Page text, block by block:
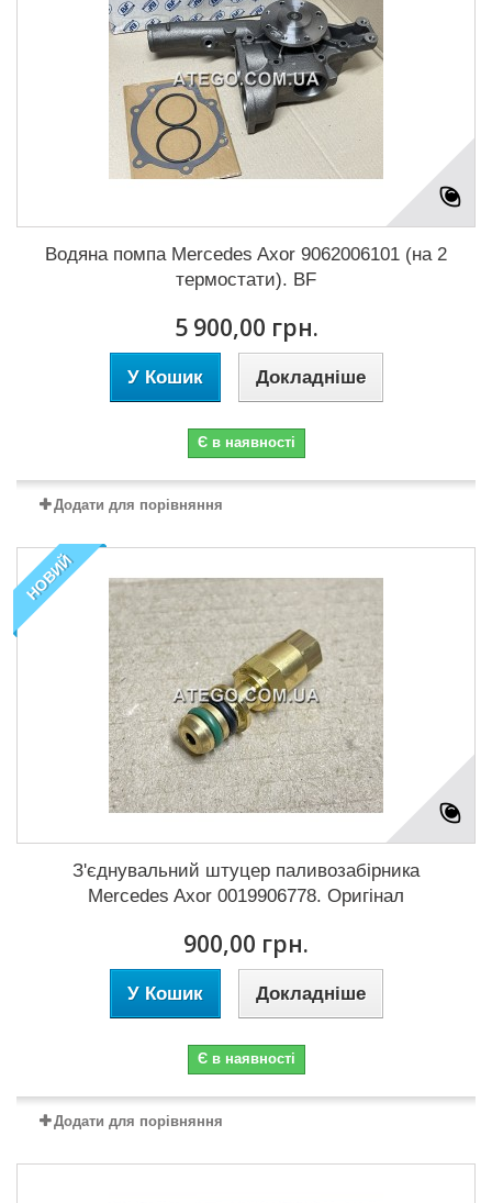
Водяна помпа Mercedes Axor 9062006101 (на 2
термостати). BF
5 900,00 грн.
У Кошик Докладніше
Є в наявності
Додати для порівняння
НОВИЙ
З'єднувальний штуцер паливозабірника
Mercedes Axor 0019906778. Оригінал
900,00 грн.
У Кошик Докладніше
Є в наявності
Додати для порівняння